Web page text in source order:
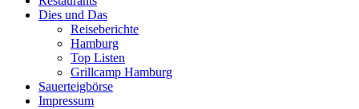
Dies und Das
Reiseberichte
Hamburg
Top Listen
Grillcamp Hamburg
Sauerteigbörse
Impressum